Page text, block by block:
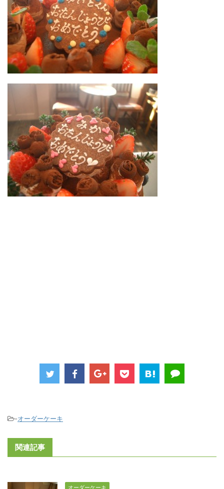
-オーダーケーキ
関連記事
オーダーケーキ